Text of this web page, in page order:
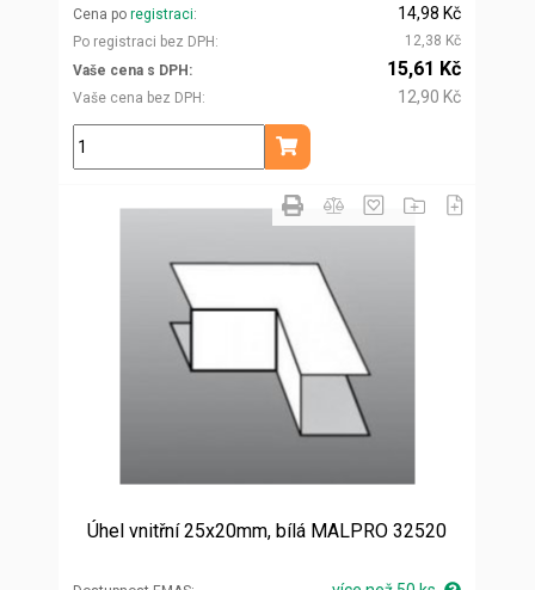
Cena po registraci
Po registraci bez DPH
14,98 Kč
12,38 Kč
Vaše cena s DPH
Vaše cena bez DPH
15,61 Kč
12,90 Kč
ks
Přidat do košíku
Úhel vnitřní 25x20mm, bílá MALPRO 32520